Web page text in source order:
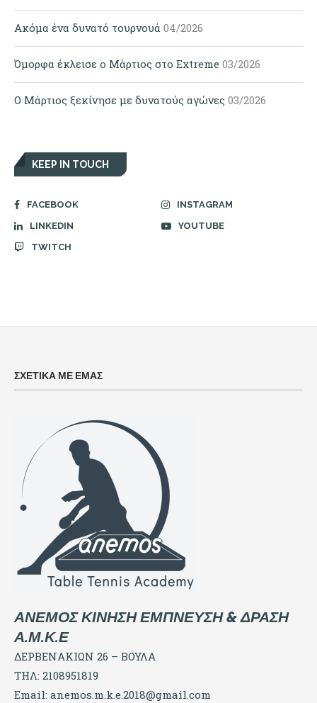
Ακόμα ένα δυνατό τουρνουά 04/2026
Όμορφα έκλεισε ο Μάρτιος στο Extreme 03/2026
Ο Μάρτιος ξεκίνησε με δυνατούς αγώνες 03/2026
KEEP IN TOUCH
FACEBOOK
INSTAGRAM
LINKEDIN
YOUTUBE
TWITCH
ΣΧΕΤΙΚΑ ΜΕ ΕΜΑΣ
ΑΝΕΜΟΣ ΚΙΝΗΣΗ ΕΜΠΝΕΥΣΗ & ΔΡΑΣΗ
Α.Μ.Κ.Ε
ΔΕΡΒΕΝΑΚΙΩΝ 26 – ΒΟΥΛΑ
ΤΗΛ: 2108951819
Email: anemos.m.k.e.2018@gmail.com